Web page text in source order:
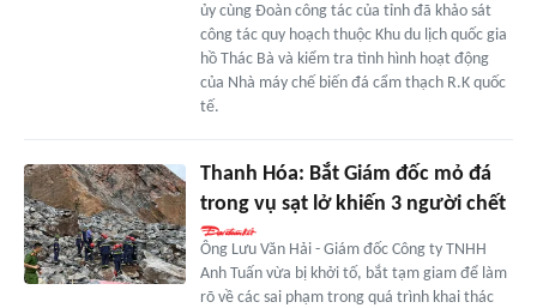
ủy cùng Đoàn công tác của tỉnh đã khảo sát
công tác quy hoạch thuộc Khu du lịch quốc gia
hồ Thác Bà và kiểm tra tình hình hoạt động
của Nhà máy chế biến đá cẩm thạch R.K quốc
tế.
Thanh Hóa: Bắt Giám đốc mỏ đá
trong vụ sạt lở khiến 3 người chết
Ông Lưu Văn Hải - Giám đốc Công ty TNHH
Anh Tuấn vừa bị khởi tố, bắt tạm giam để làm
rõ về các sai phạm trong quá trình khai thác